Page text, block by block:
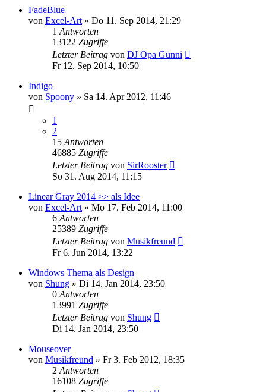
FadeBlue
von Excel-Art » Do 11. Sep 2014, 21:29
1 Antworten
13122 Zugriffe
Letzter Beitrag von DJ Opa Günni
Fr 12. Sep 2014, 10:50
Indigo
von Spoony » Sa 14. Apr 2012, 11:46
1
2
15 Antworten
46885 Zugriffe
Letzter Beitrag von SirRooster
So 31. Aug 2014, 11:15
Linear Gray 2014 >> als Idee
von Excel-Art » Mo 17. Feb 2014, 11:00
6 Antworten
25389 Zugriffe
Letzter Beitrag von Musikfreund
Fr 6. Jun 2014, 13:22
Windows Thema als Design
von Shung » Di 14. Jan 2014, 23:50
0 Antworten
13991 Zugriffe
Letzter Beitrag von Shung
Di 14. Jan 2014, 23:50
Mouseover
von Musikfreund » Fr 3. Feb 2012, 18:35
2 Antworten
16108 Zugriffe